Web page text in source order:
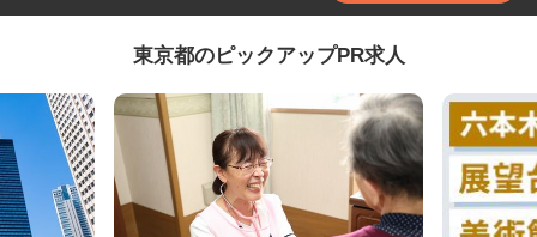
東京都のピックアップPR求人